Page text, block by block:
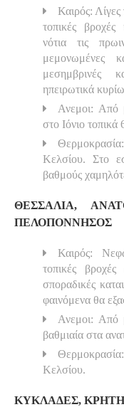
Καιρός:
τοπικές βροχές
νότια τις
μεμονωμένες
μεσημβρινές
ηπειρωτικά
Ανεμοι: Από
στο Ιόνιο
Κελσίου. Στο
βαθμούς
ΘΕΣΣΑΛΙΑ,
ΠΕΛΟΠΟΝΝΗΣΟΣ
Καιρός:
τοπικές
σποραδικές
φαινόμενα θα
Ανεμοι: Από
βαθμιαία στα
Κελσίου.
ΚΥΚΛΑΔΕΣ, ΚΡΗΤΗ